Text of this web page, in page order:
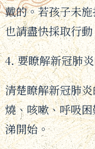
戴的。若孩子未
也請盡快採取行動
4. 要瞭解新冠肺
清楚瞭解新冠肺
燒、咳嗽、呼吸
涕開始。